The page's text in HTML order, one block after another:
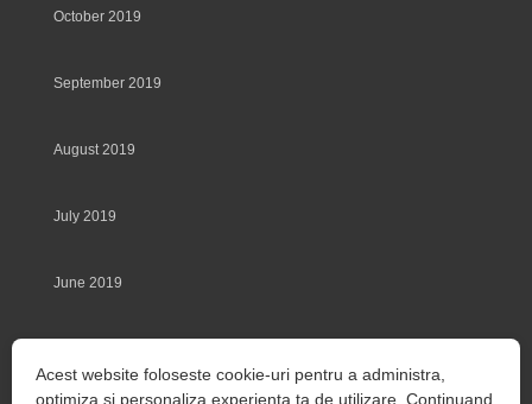
Acest website foloseste cookie-uri pentru a administra,
optimiza si personaliza experienta ta de utilizare. Continuand
October 2019
September 2019
August 2019
July 2019
June 2019